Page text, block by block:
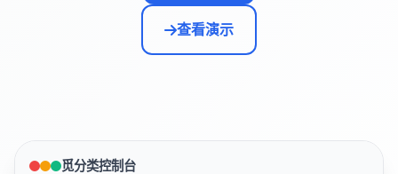
查看演示
觅分类控制台